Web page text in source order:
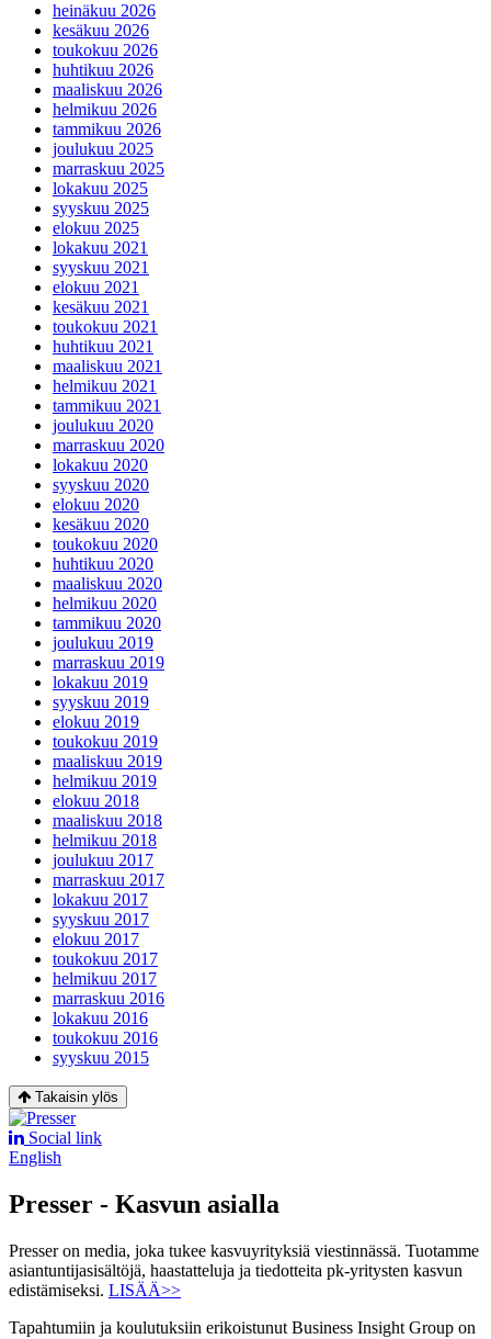
heinäkuu 2026
kesäkuu 2026
toukokuu 2026
huhtikuu 2026
maaliskuu 2026
helmikuu 2026
tammikuu 2026
joulukuu 2025
marraskuu 2025
lokakuu 2025
syyskuu 2025
elokuu 2025
lokakuu 2021
syyskuu 2021
elokuu 2021
kesäkuu 2021
toukokuu 2021
huhtikuu 2021
maaliskuu 2021
helmikuu 2021
tammikuu 2021
joulukuu 2020
marraskuu 2020
lokakuu 2020
syyskuu 2020
elokuu 2020
kesäkuu 2020
toukokuu 2020
huhtikuu 2020
maaliskuu 2020
helmikuu 2020
tammikuu 2020
joulukuu 2019
marraskuu 2019
lokakuu 2019
syyskuu 2019
elokuu 2019
toukokuu 2019
maaliskuu 2019
helmikuu 2019
elokuu 2018
maaliskuu 2018
helmikuu 2018
joulukuu 2017
marraskuu 2017
lokakuu 2017
syyskuu 2017
elokuu 2017
toukokuu 2017
helmikuu 2017
marraskuu 2016
lokakuu 2016
toukokuu 2016
syyskuu 2015
Takaisin ylös
Social link
English
Presser - Kasvun asialla
Presser on media, joka tukee kasvuyrityksiä viestinnässä. Tuotamme
asiantuntijasisältöjä, haastatteluja ja tiedotteita pk-yritysten kasvun
edistämiseksi. LISÄÄ>>
Tapahtumiin ja koulutuksiin erikoistunut Business Insight Group on